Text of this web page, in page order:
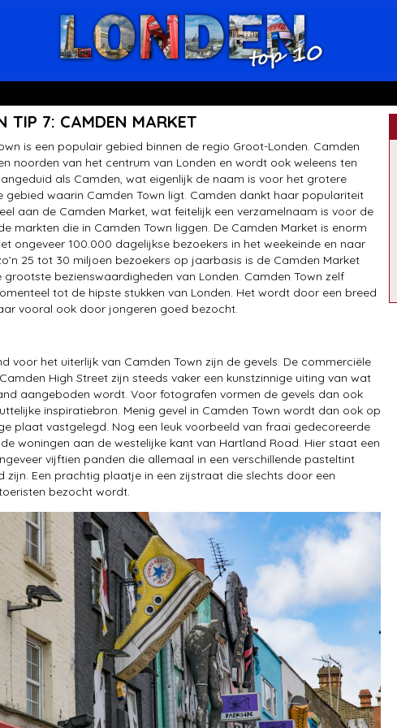
TIP 7: CAMDEN MARKET
is een populair gebied binnen de regio Groot-Londen. Camden
noorden van het centrum van Londen en wordt ook weleens ten
als Camden, wat eigenlijk de naam is voor het grotere
gebied waarin Camden Town ligt. Camden dankt haar populariteit
aan de Camden Market, wat feitelijk een verzamelnaam is voor de
markten die in Camden Town liggen. De Camden Market is enorm
ongeveer 100.000 dagelijkse bezoekers in het weekeinde en naar
25 tot 30 miljoen bezoekers op jaarbasis is de Camden Market
grootste bezienswaardigheden van Londen. Camden Town zelf
tot de hipste stukken van Londen. Het wordt door een breed
vooral ook door jongeren goed bezocht.
voor het uiterlijk van Camden Town zijn de gevels. De commerciële
High Street zijn steeds vaker een kunstzinnige uiting van wat
aangeboden wordt. Voor fotografen vormen de gevels dan ook
inspiratiebron. Menig gevel in Camden Town wordt dan ook op
plaat vastgelegd. Nog een leuk voorbeeld van fraai gedecoreerde
woningen aan de westelijke kant van Hartland Road. Hier staat een
vijftien panden die allemaal in een verschillende pasteltint
zijn. Een prachtig plaatje in een zijstraat die slechts door een
bezocht wordt.